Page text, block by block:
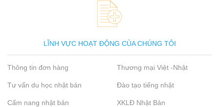
LĨNH VỰC HOẠT ĐỘNG CỦA CHÚNG TÔI
Thông tin đơn hàng Thương mại Việt -Nhật
Tư vấn du học nhật bản Đào tạo tiếng nhật
Cẩm nang nhật bản XKLĐ Nhật Bản